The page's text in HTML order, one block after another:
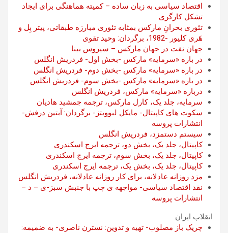
اقتصاد سیاسی به زبان ساده – کمیته هماهنگی برای ایجاد
تشکل کارگری
تئوری بحرانِ مارکس بمثابه تئوری مبارزه طبقاتی، پيتر بِل و
هَری کليور -1982، برگردان: وحيد تقوی
جهان نفت در جهان مارکس – سیروس بینا
در باره «سرمایه» مارکس -بخش اول- فردریش انگلس
در باره «سرمایه» مارکس -بخش دوم- فردریش انگلس
در باره «سرمایه» مارکس -بخش سوم- فردریش انگلس
درباره «سرمایه» مارکس، فردریش انگلس
سرمایه، جلد یک، کارل مارکس، ترجمه جمشید هادیان
سکوت های کاپیتال- مایکل لبوویتز- برگردان: آبتین درفش-
انتشارات پروسه
سیستم دستمزد، فردریش انگلس
کاپیتال، جلد یک، بخش دو، ترجمه ایرج اسکندری
کاپیتال، جلد یک، بخش سوم، ترجمه ایرج اسکندری
کاپیتال، جلد یک، بخش یک، ترجمه ایرج اسکندری
مزد روزانه عادلانه، برای کار روزانه عادلانه، فردریش انگلس
نقد اقتصاد سیاسی- مواجهه ی چپ با جنبش سبز-ی – د –
انتشارات پروسه
انقلاب ایران
چریک باز مصلوب- تهیه و تدوین: نسترن ناصری- به ضمیمه: